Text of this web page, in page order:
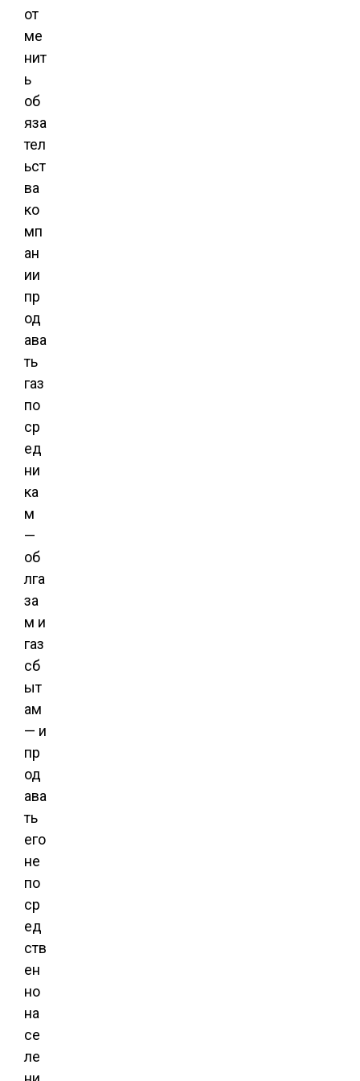
от
ме
нит
ь
об
яза
тел
ьст
ва
ко
мп
ан
ии
пр
од
ава
ть
газ
по
ср
ед
ни
ка
м
—
об
лга
за
м и
газ
cб
ыт
ам
— и
пр
од
ава
ть
его
не
по
ср
ед
ств
ен
но
на
се
ле